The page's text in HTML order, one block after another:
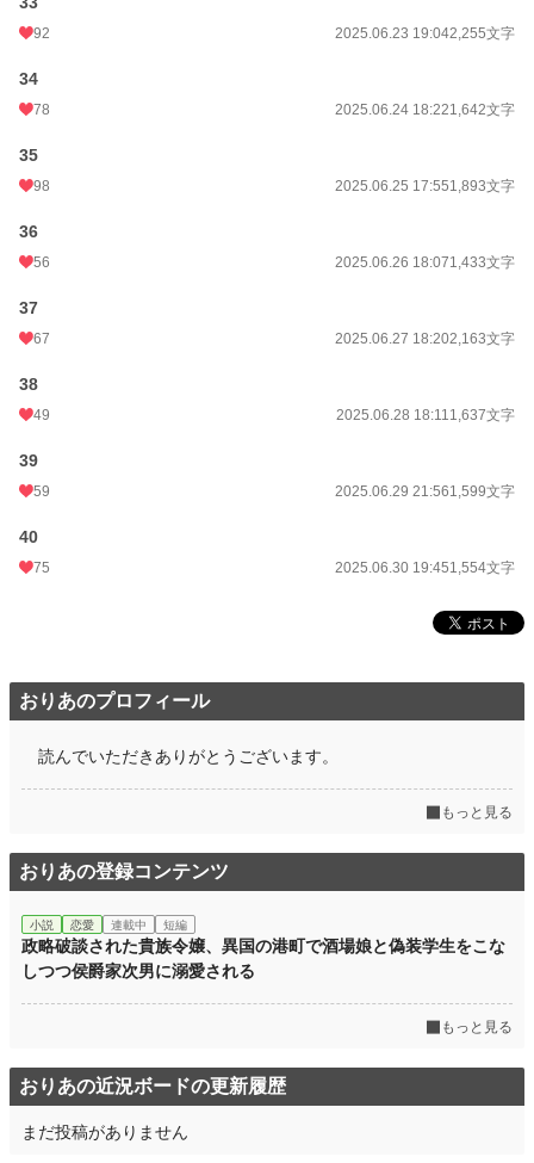
92 2025.06.23 19:042,255文字
34
78 2025.06.24 18:221,642文字
35
98 2025.06.25 17:551,893文字
36
56 2025.06.26 18:071,433文字
37
67 2025.06.27 18:202,163文字
38
49 2025.06.28 18:111,637文字
39
59 2025.06.29 21:561,599文字
40
75 2025.06.30 19:451,554文字
おりあのプロフィール
読んでいただきありがとうございます。
もっと見る
おりあの登録コンテンツ
小説 恋愛 連載中 短編
政略破談された貴族令嬢、異国の港町で酒場娘と偽装学生をこな
しつつ侯爵家次男に溺愛される
もっと見る
おりあの近況ボードの更新履歴
まだ投稿がありません